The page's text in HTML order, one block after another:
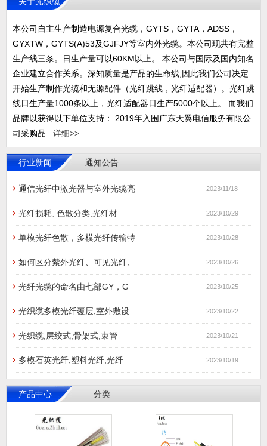
本公司自主生产制造电源复合光缆，GYTS，GYTA，ADSS，
GYXTW，GYTS(A)53及GJFJY等室内外光缆。本公司现共有完整
生产线三条。日生产量可以60KM以上。 本公司与国际及国内知名
企业建立合作关系。深知质量是产品的生命线,因此我们公司决定
开始生产制作光缆和无源配件（光纤跳线，光纤适配器）。光纤跳
线日生产量1000条以上，光纤适配器日生产5000个以上。 而我们
品牌以获得以下单位支持： 2019年入围广东天翼电信服务有限公
司采购品... 详细>>
行业新闻 通知公告
通信光纤中激光器与室外光缆亮 2023/11/18
光纤损耗, 色散分类,光纤材 2023/10/29
单模光纤色散，多模光纤传输特 2023/10/28
如何区分紫外光纤、可见光纤、 2023/10/26
光纤光缆的命名由七部GY，G 2023/10/25
光织缆多模光纤覆层,室外敷设 2023/10/22
光织缆,层绞式,骨架式,束管 2023/10/21
多模石英光纤,塑料光纤,光纤 2023/10/19
产品中心 分类